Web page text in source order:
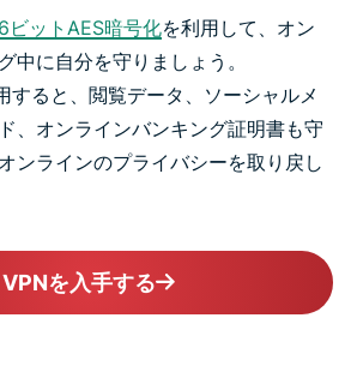
ビットAES暗号化を利用して、オン
中に自分を守りましょう。
すると、閲覧データ、ソーシャルメ
、オンラインバンキング証明書も守
ンラインのプライバシーを取り戻し
VPNを入手する